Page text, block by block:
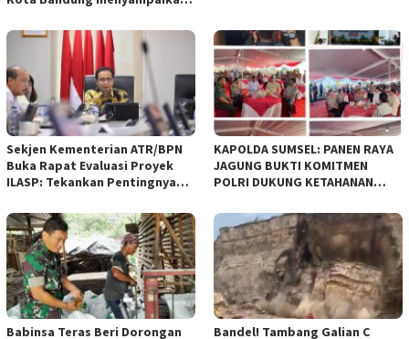
empat Rancangan Peraturan
Daerah (Raperda) yang
diajukan Pemerintah Kota
Bandung
Sekjen Kementerian ATR/BPN
Buka Rapat Evaluasi Proyek
ILASP: Tekankan Pentingnya
Anggaran
KAPOLDA SUMSEL: PANEN RAYA
JAGUNG BUKTI KOMITMEN
POLRI DUKUNG KETAHANAN
Babinsa Teras Beri Dorongan
Bandel! Tambang Galian C